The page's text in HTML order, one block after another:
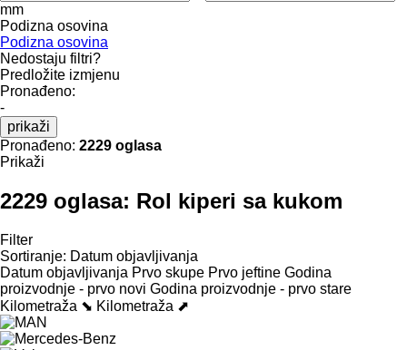
mm
Podizna osovina
Podizna osovina
Nedostaju filtri?
Predložite izmjenu
Pronađeno:
-
prikaži
Pronađeno: 2229 oglasa
Prikaži
2229 oglasa: Rol kiperi sa kukom
Filter
Sortiranje: Datum objavljivanja
Datum objavljivanja Prvo skupe Prvo jeftine Godina
proizvodnje - prvo novi Godina proizvodnje - prvo stare
Kilometraža ⬊ Kilometraža ⬈